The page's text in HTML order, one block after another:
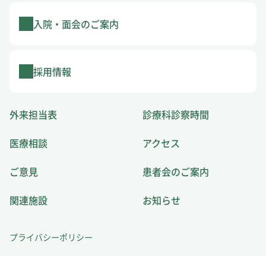
入院・面会のご案内
採用情報
外来担当表
診療科診察時間
医療相談
アクセス
ご意見
患者会のご案内
関連施設
お知らせ
プライバシーポリシー